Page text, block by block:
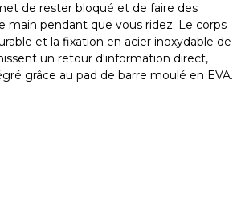
de rester bloqué et de faire des
main pendant que vous ridez. Le corps
et la fixation en acier inoxydable de
un retour d'information direct,
grâce au pad de barre moulé en EVA.